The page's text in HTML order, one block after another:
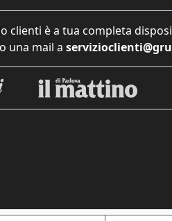
clienti è a tua completa
una mail a